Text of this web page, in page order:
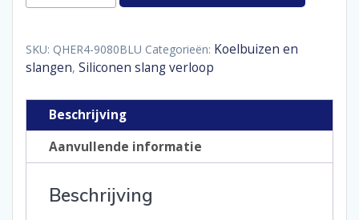
90
-
mm
aantal
SKU: QHER4-9080BLU Categorieën: Koelbuizen en
slangen, Siliconen slang verloop
Beschrijving
Aanvullende informatie
Beschrijving